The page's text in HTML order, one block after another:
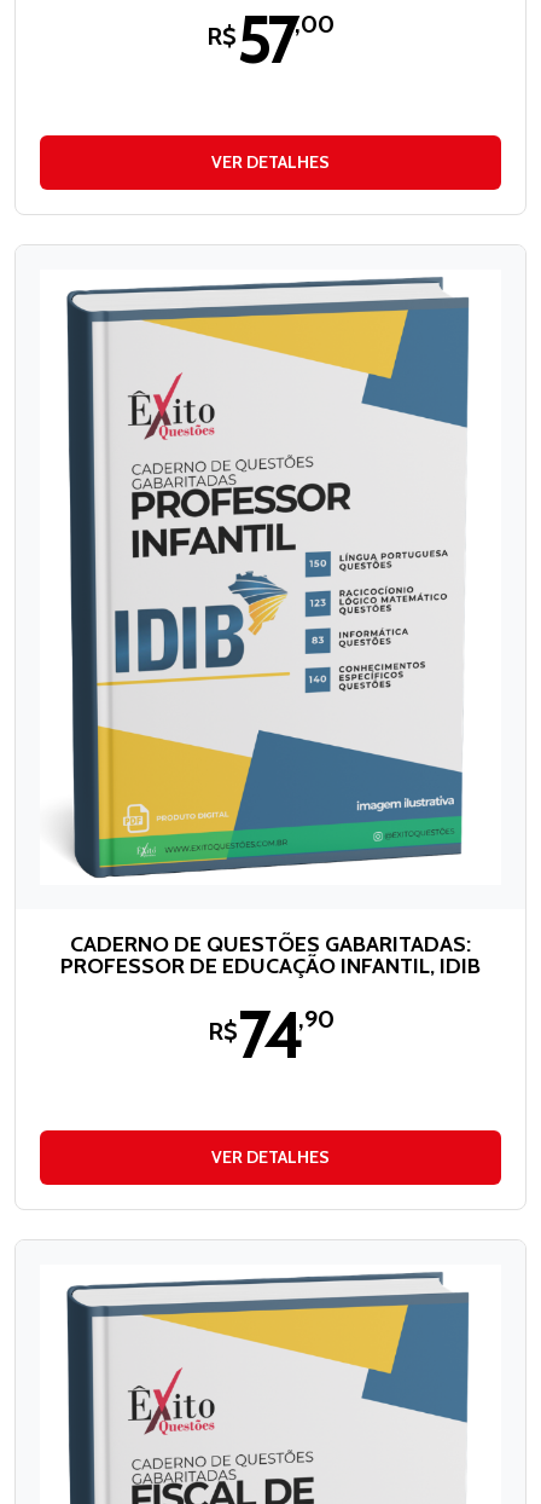
R$57,00
VER DETALHES
CADERNO DE QUESTÕES GABARITADAS:
PROFESSOR DE EDUCAÇÃO INFANTIL, IDIB
R$74,90
VER DETALHES